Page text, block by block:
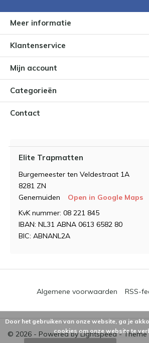
Meer informatie
Klantenservice
Mijn account
Categorieën
Contact
Elite Trapmatten
Burgemeester ten Veldestraat 1A
8281 ZN
Genemuiden
Open in Google Maps
KvK nummer: 08 221 845
IBAN: NL31 ABNA 0613 6582 80
BIC: ABNANL2A
© 2026 - Powered byLightspeed- Theme
Algemene voorwaarden RSS-
Door het gebruiken van onze website, ga je
cookies om onze website te